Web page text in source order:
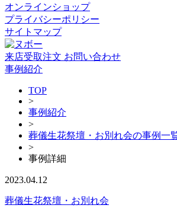
オンラインショップ
プライバシーポリシー
サイトマップ
来店受取注文 お問い合わせ
事例紹介
TOP
>
事例紹介
>
葬儀生花祭壇・お別れ会の事例一
>
事例詳細
2023.04.12
葬儀生花祭壇・お別れ会